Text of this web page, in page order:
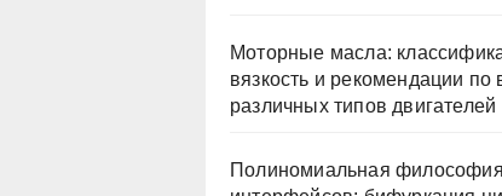
Моторные масла:
вязкость и рекомендации по
различных типов двигателей
Полиномиальная философия